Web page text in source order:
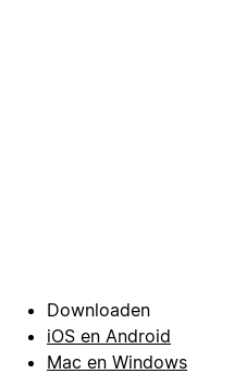
Downloaden
iOS en Android
Mac en Windows